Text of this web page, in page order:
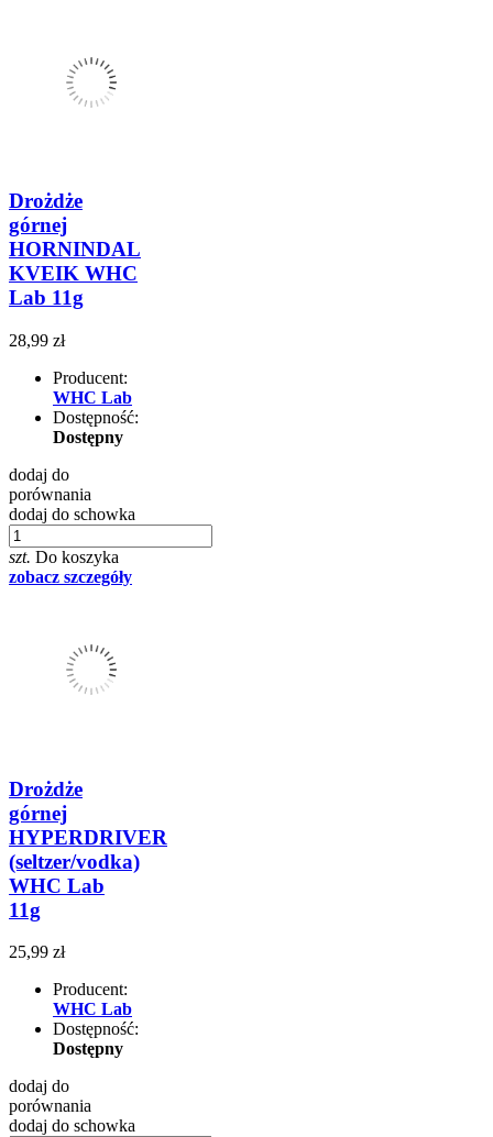
Drożdże
górnej
HORNINDAL
KVEIK WHC
Lab 11g
28,99 zł
Producent:
WHC Lab
Dostępność:
Dostępny
dodaj do
porównania
dodaj do schowka
szt. Do koszyka
zobacz szczegóły
Drożdże
górnej
HYPERDRIVER
(seltzer/vodka)
WHC Lab
11g
25,99 zł
Producent:
WHC Lab
Dostępność:
Dostępny
dodaj do
porównania
dodaj do schowka